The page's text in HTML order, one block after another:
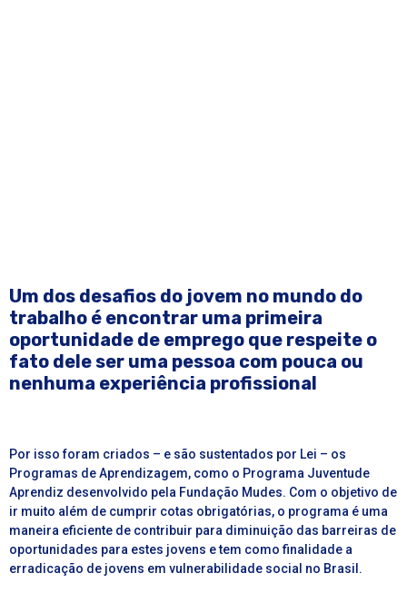
Um dos desafios do jovem no mundo do
trabalho é encontrar uma primeira
oportunidade de emprego que respeite o
fato dele ser uma pessoa com pouca ou
nenhuma experiência profissional
Por isso foram criados – e são sustentados por Lei – os
Programas de Aprendizagem, como o Programa Juventude
Aprendiz desenvolvido pela Fundação Mudes. Com o objetivo de
ir muito além de cumprir cotas obrigatórias, o programa é uma
maneira eficiente de contribuir para diminuição das barreiras de
oportunidades para estes jovens e tem como finalidade a
erradicação de jovens em vulnerabilidade social no Brasil.